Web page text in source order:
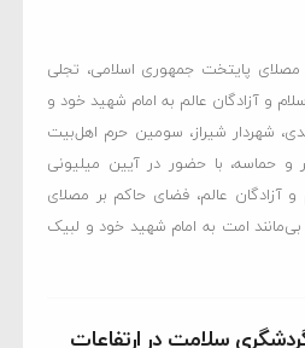
مصلای پایتخت جمهوری اسلامی، تجلی
و آزادگان عالم به امام شهید خود و
شهردار شیراز، سومین حرم اهل‌بیت
و حماسه، با حضور در آیین میلیونی
آزادگان عالم، فضای حاکم بر مصلای
بی‌مانند امت به امام شهید خود و لبیک
سلامت در ارتفاعات